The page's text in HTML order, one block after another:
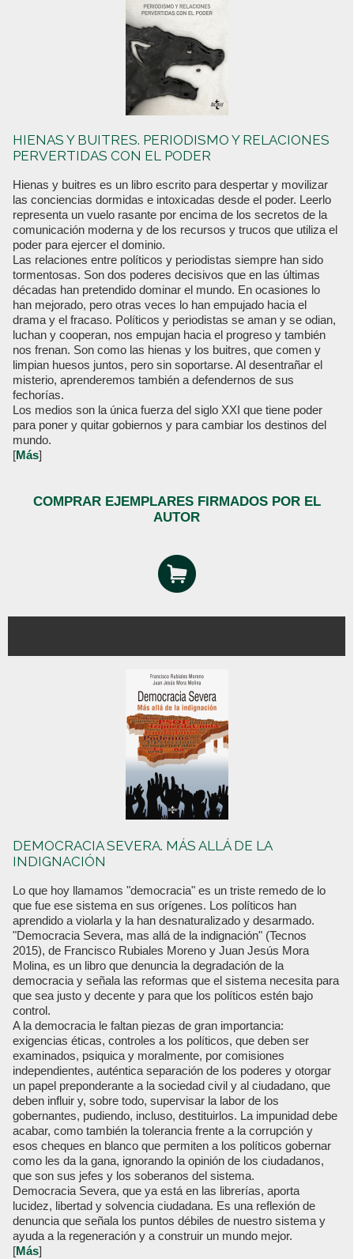
HIENAS Y BUITRES. PERIODISMO Y RELACIONES
PERVERTIDAS CON EL PODER
Hienas y buitres es un libro escrito para despertar y movilizar
las conciencias dormidas e intoxicadas desde el poder. Leerlo
representa un vuelo rasante por encima de los secretos de la
comunicación moderna y de los recursos y trucos que utiliza el
poder para ejercer el dominio.
Las relaciones entre políticos y periodistas siempre han sido
tormentosas. Son dos poderes decisivos que en las últimas
décadas han pretendido dominar el mundo. En ocasiones lo
han mejorado, pero otras veces lo han empujado hacia el
drama y el fracaso. Políticos y periodistas se aman y se odian,
luchan y cooperan, nos empujan hacia el progreso y también
nos frenan. Son como las hienas y los buitres, que comen y
limpian huesos juntos, pero sin soportarse. Al desentrañar el
misterio, aprenderemos también a defendernos de sus
fechorías.
Los medios son la única fuerza del siglo XXI que tiene poder
para poner y quitar gobiernos y para cambiar los destinos del
mundo.
[Más]
COMPRAR EJEMPLARES FIRMADOS POR EL
AUTOR
DEMOCRACIA SEVERA. MÁS ALLÁ DE LA
INDIGNACIÓN
Lo que hoy llamamos "democracia" es un triste remedo de lo
que fue ese sistema en sus orígenes. Los políticos han
aprendido a violarla y la han desnaturalizado y desarmado.
"Democracia Severa, mas allá de la indignación" (Tecnos
2015), de Francisco Rubiales Moreno y Juan Jesús Mora
Molina, es un libro que denuncia la degradación de la
democracia y señala las reformas que el sistema necesita para
que sea justo y decente y para que los políticos estén bajo
control.
A la democracia le faltan piezas de gran importancia:
exigencias éticas, controles a los políticos, que deben ser
examinados, psiquica y moralmente, por comisiones
independientes, auténtica separación de los poderes y otorgar
un papel preponderante a la sociedad civil y al ciudadano, que
deben influir y, sobre todo, supervisar la labor de los
gobernantes, pudiendo, incluso, destituirlos. La impunidad debe
acabar, como también la tolerancia frente a la corrupción y
esos cheques en blanco que permiten a los políticos gobernar
como les da la gana, ignorando la opinión de los ciudadanos,
que son sus jefes y los soberanos del sistema.
Democracia Severa, que ya está en las librerías, aporta
lucidez, libertad y solvencia ciudadana. Es una reflexión de
denuncia que señala los puntos débiles de nuestro sistema y
ayuda a la regeneración y a construir un mundo mejor.
[Más]